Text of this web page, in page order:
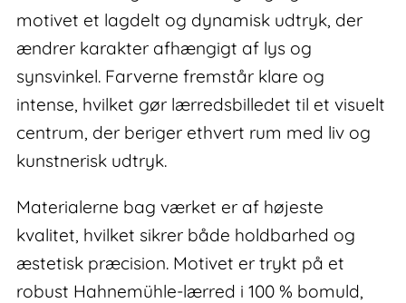
motivet et lagdelt og dynamisk udtryk, der
ændrer karakter afhængigt af lys og
synsvinkel. Farverne fremstår klare og
intense, hvilket gør lærredsbilledet til et visuelt
centrum, der beriger ethvert rum med liv og
kunstnerisk udtryk.
Materialerne bag værket er af højeste
kvalitet, hvilket sikrer både holdbarhed og
æstetisk præcision. Motivet er trykt på et
robust Hahnemühle-lærred i 100 % bomuld,